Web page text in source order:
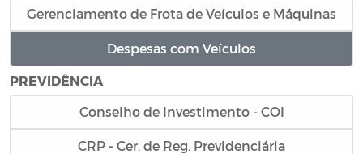
Gerenciamento de Frota de Veículos e Máquinas
Despesas com Veículos
PREVIDÊNCIA
Conselho de Investimento - COI
CRP - Cer. de Reg. Previdenciária